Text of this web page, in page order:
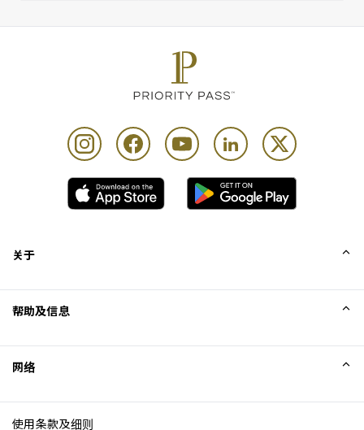
关于
Excellence Awards
帮助及信息
网络
使用条款及细则